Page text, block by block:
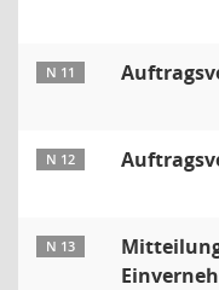
N 11
N 12
N 13